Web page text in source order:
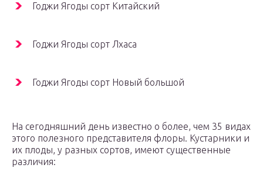
Годжи Ягоды сорт Китайский
Годжи Ягоды сорт Лхаса
Годжи Ягоды сорт Новый большой
На сегодняшний день известно о более, чем 35 видах
этого полезного представителя флоры. Кустарники и
их плоды, у разных сортов, имеют существенные
различия: